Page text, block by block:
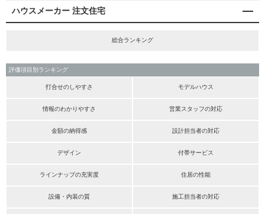
ハウスメーカー 注文住宅
総合ランキング
評価項目別ランキング
打合せのしやすさ モデルハウス
情報のわかりやすさ 営業スタッフの対応
金額の納得感 設計担当者の対応
デザイン 付帯サービス
ラインナップの充実度 住居の性能
設備・内装の質 施工担当者の対応